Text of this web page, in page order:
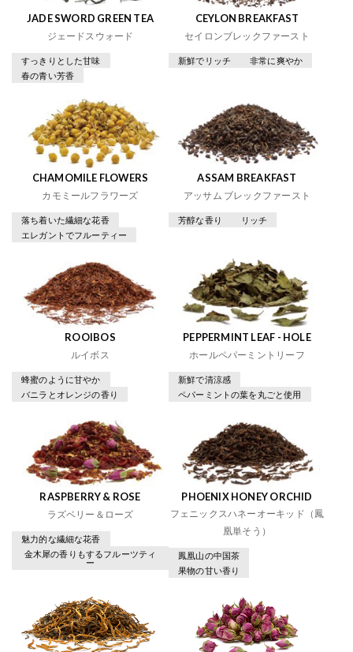
JADE SWORD GREEN TEA
ジェードスウォード
すっきりとした甘味
春の青い芳香
CEYLON BREAKFAST
セイロンブレックファースト
新鮮でリッチ 非常に爽やか
CHAMOMILE FLOWERS
カモミールフラワーズ
落ち着いた繊細な花香
エレガントでフルーティー
ASSAM BREAKFAST
アッサム ブレックファースト
芳醇な香り リッチ
ROOIBOS
ルイボス
蜂蜜のように甘やか
バニラとオレンジの香り
PEPPERMINT LEAF - HOLE
ホールペパーミントリーフ
新鮮で清涼感
ペパーミントの葉を丸ごと使用
RASPBERRY & ROSE
ラズベリー＆ローズ
魅力的な繊細な花香
金木犀の香りもするフルーツティ
ー
PHOENIX HONEY ORCHID
フェニックスハネーオーキッド（鳳
凰単そう）
鳳凰山の中国茶
果物の甘い香り